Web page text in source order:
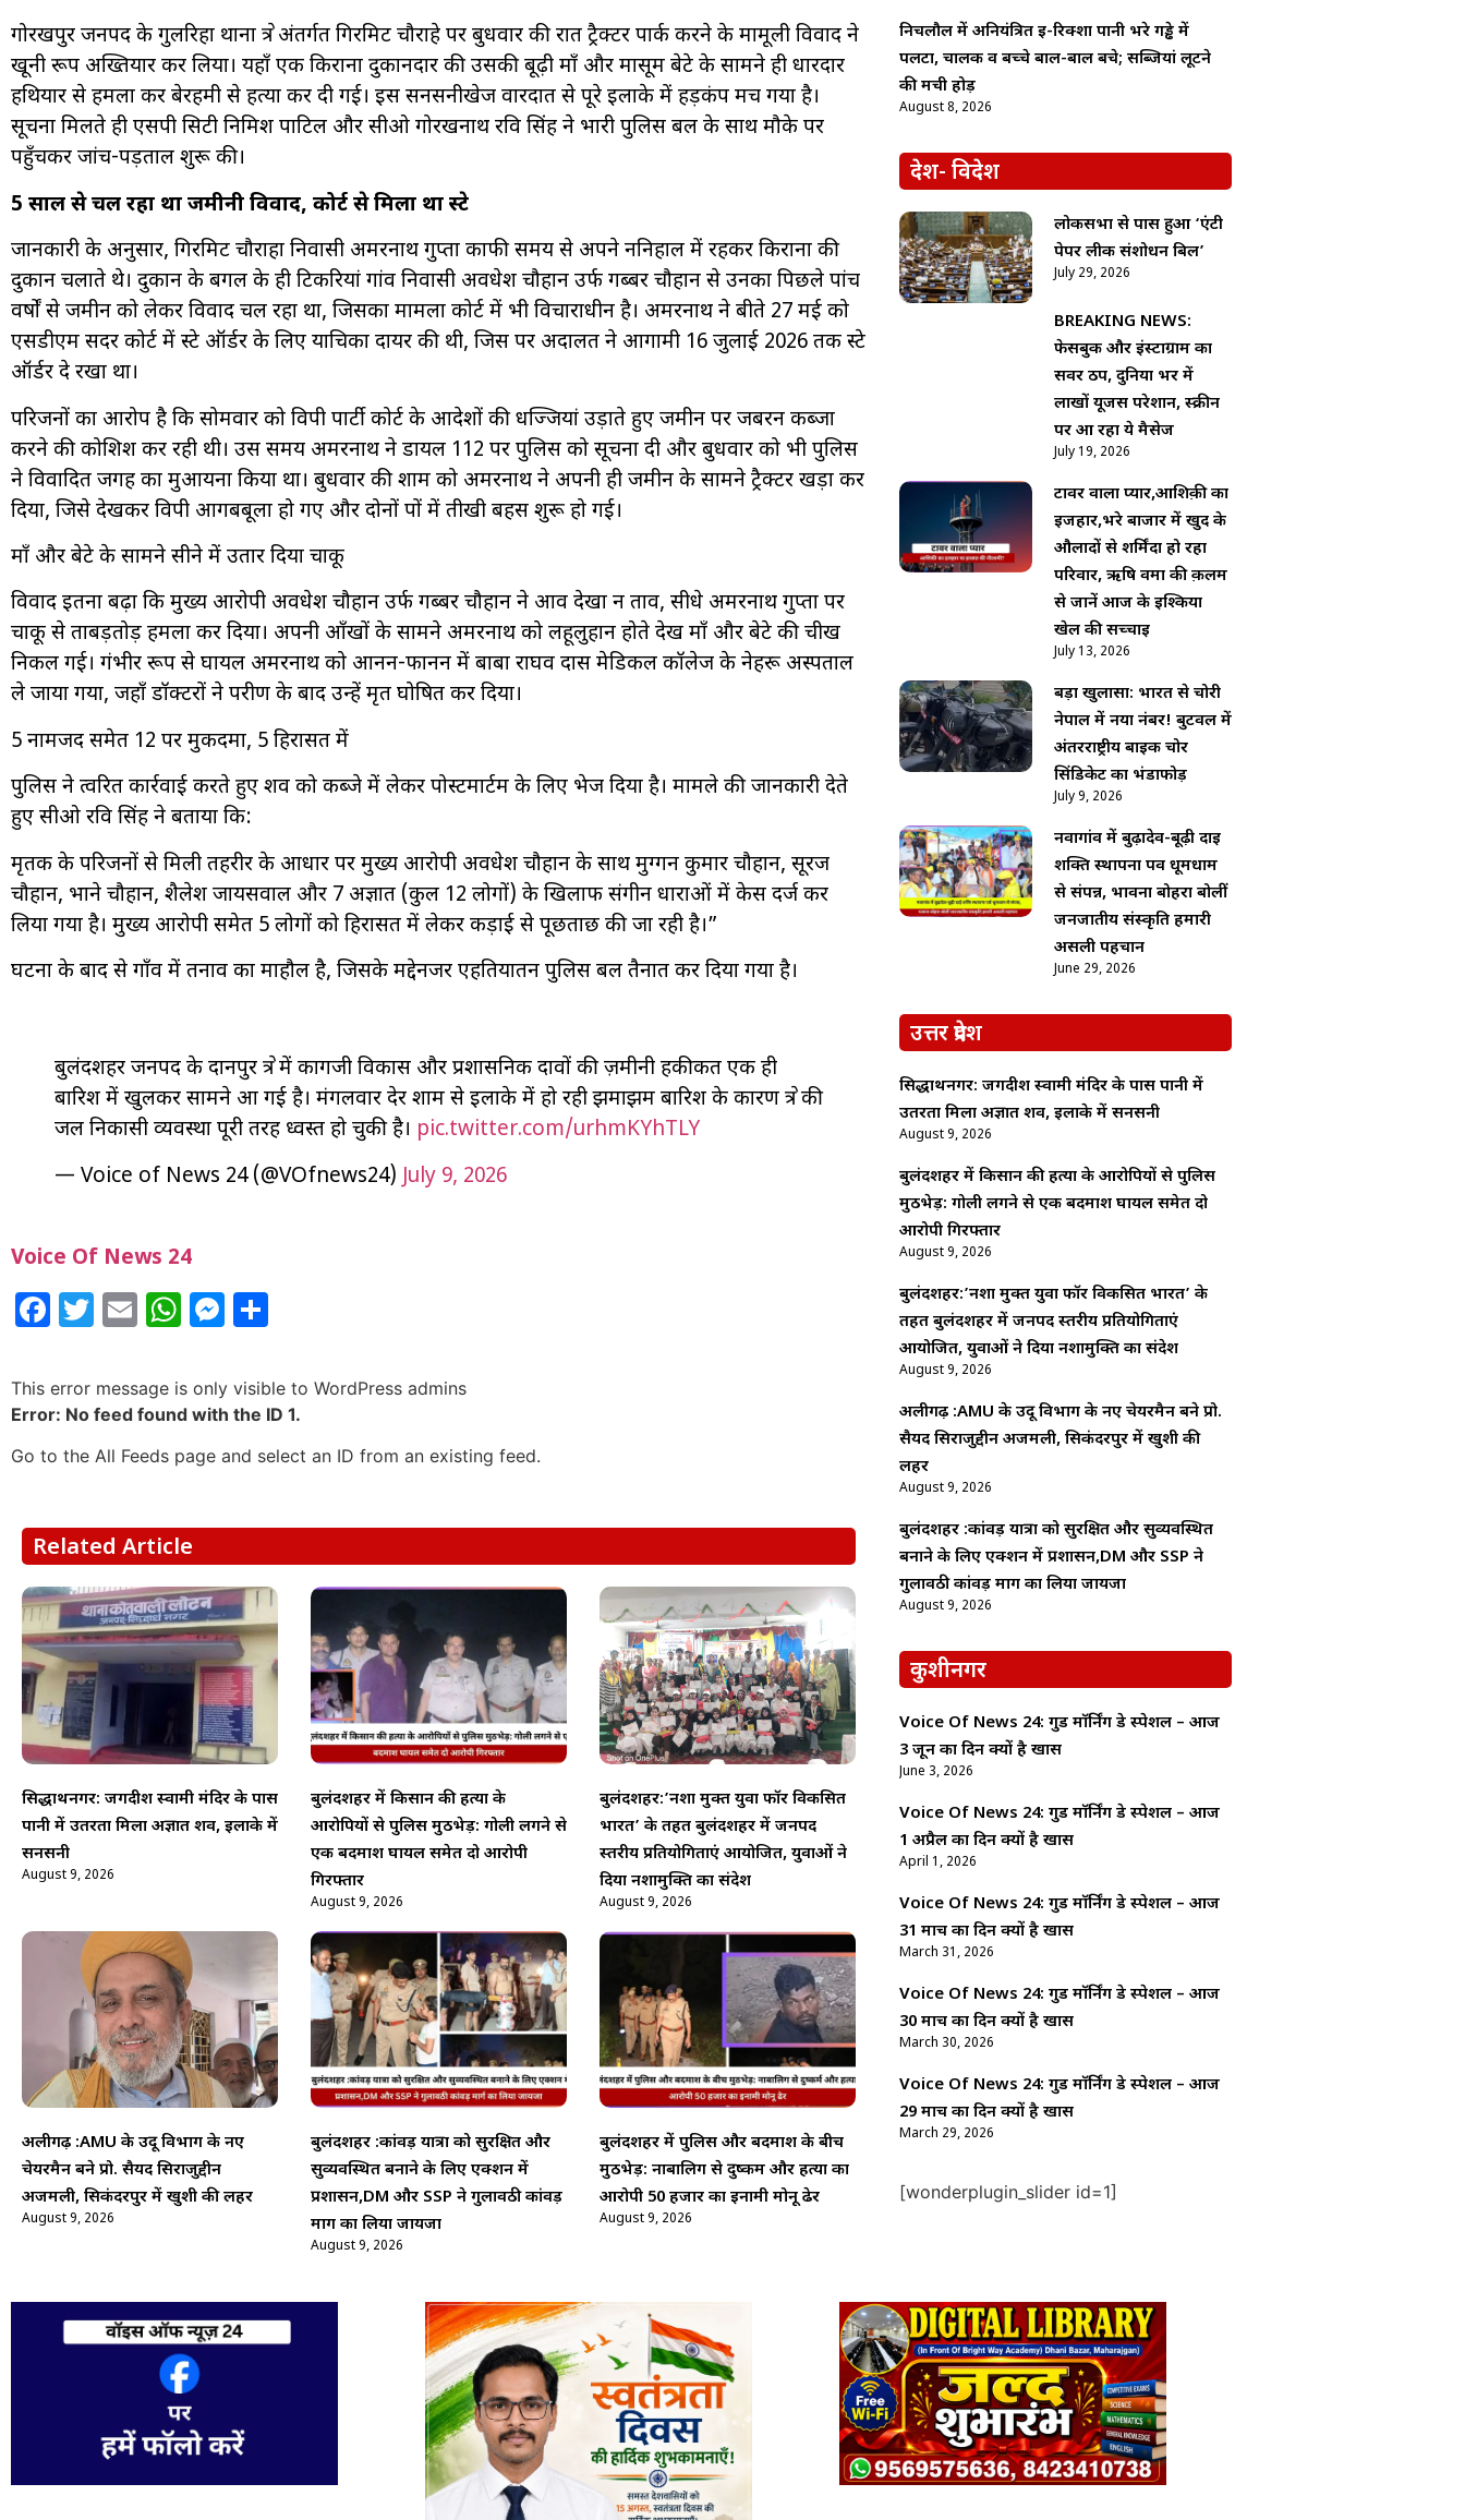
गोरखपुर जनपद के गुलरिहा थाना क्षेत्र अंतर्गत गिरमिट चौराहे पर बुधवार की रात ट्रैक्टर पार्क करने के मामूली विवाद ने
खूनी रूप अख्तियार कर लिया। यहाँ एक किराना दुकानदार की उसकी बूढ़ी माँ और मासूम बेटे के सामने ही धारदार
हथियार से हमला कर बेरहमी से हत्या कर दी गई। इस सनसनीखेज वारदात से पूरे इलाके में हड़कंप मच गया है।
सूचना मिलते ही एसपी सिटी निमिश पाटिल और सीओ गोरखनाथ रवि सिंह ने भारी पुलिस बल के साथ मौके पर
पहुँचकर जांच-पड़ताल शुरू की।
5 साल से चल रहा था जमीनी विवाद, कोर्ट से मिला था स्टे
जानकारी के अनुसार, गिरमिट चौराहा निवासी अमरनाथ गुप्ता काफी समय से अपने ननिहाल में रहकर किराना की
दुकान चलाते थे। दुकान के बगल के ही टिकरियां गांव निवासी अवधेश चौहान उर्फ गब्बर चौहान से उनका पिछले पांच
वर्षों से जमीन को लेकर विवाद चल रहा था, जिसका मामला कोर्ट में भी विचाराधीन है। अमरनाथ ने बीते 27 मई को
एसडीएम सदर कोर्ट में स्टे ऑर्डर के लिए याचिका दायर की थी, जिस पर अदालत ने आगामी 16 जुलाई 2026 तक स्टे
ऑर्डर दे रखा था।
परिजनों का आरोप है कि सोमवार को विपक्षी पार्टी कोर्ट के आदेशों की धज्जियां उड़ाते हुए जमीन पर जबरन कब्जा
करने की कोशिश कर रही थी। उस समय अमरनाथ ने डायल 112 पर पुलिस को सूचना दी और बुधवार को भी पुलिस
ने विवादित जगह का मुआयना किया था। बुधवार की शाम को अमरनाथ ने अपनी ही जमीन के सामने ट्रैक्टर खड़ा कर
दिया, जिसे देखकर विपक्षी आगबबूला हो गए और दोनों पक्षों में तीखी बहस शुरू हो गई।
माँ और बेटे के सामने सीने में उतार दिया चाकू
विवाद इतना बढ़ा कि मुख्य आरोपी अवधेश चौहान उर्फ गब्बर चौहान ने आव देखा न ताव, सीधे अमरनाथ गुप्ता पर
चाकू से ताबड़तोड़ हमला कर दिया। अपनी आँखों के सामने अमरनाथ को लहूलुहान होते देख माँ और बेटे की चीख
निकल गई। गंभीर रूप से घायल अमरनाथ को आनन-फानन में बाबा राघव दास मेडिकल कॉलेज के नेहरू अस्पताल
ले जाया गया, जहाँ डॉक्टरों ने परीक्षण के बाद उन्हें मृत घोषित कर दिया।
5 नामजद समेत 12 पर मुकदमा, 5 हिरासत में
पुलिस ने त्वरित कार्रवाई करते हुए शव को कब्जे में लेकर पोस्टमार्टम के लिए भेज दिया है। मामले की जानकारी देते
हुए सीओ रवि सिंह ने बताया कि:
मृतक के परिजनों से मिली तहरीर के आधार पर मुख्य आरोपी अवधेश चौहान के साथ मुग्गन कुमार चौहान, सूरज
चौहान, भाने चौहान, शैलेश जायसवाल और 7 अज्ञात (कुल 12 लोगों) के खिलाफ संगीन धाराओं में केस दर्ज कर
लिया गया है। मुख्य आरोपी समेत 5 लोगों को हिरासत में लेकर कड़ाई से पूछताछ की जा रही है।”
घटना के बाद से गाँव में तनाव का माहौल है, जिसके मद्देनजर एहतियातन पुलिस बल तैनात कर दिया गया है।
बुलंदशहर जनपद के दानपुर क्षेत्र में कागजी विकास और प्रशासनिक दावों की ज़मीनी हकीकत एक ही
बारिश में खुलकर सामने आ गई है। मंगलवार देर शाम से इलाके में हो रही झमाझम बारिश के कारण क्षेत्र की
जल निकासी व्यवस्था पूरी तरह ध्वस्त हो चुकी है। pic.twitter.com/urhmKYhTLY
— Voice of News 24 (@VOfnews24) July 9, 2026
Voice Of News 24
Facebook
Twitter
EmailWhatsApp
Messenger
This error message is only visible to WordPress admins
Error: No feed found with the ID 1.
Go to the All Feeds page and select an ID from an existing feed.
Related Article
सिद्धार्थनगर: जगदीश स्वामी मंदिर के पास
पानी में उतरता मिला अज्ञात शव, इलाके में
सनसनी
August 9, 2026
बुलंदशहर में किसान की हत्या के
आरोपियों से पुलिस मुठभेड़: गोली लगने से
एक बदमाश घायल समेत दो आरोपी
गिरफ्तार
August 9, 2026
बुलंदशहर:’नशा मुक्त युवा फॉर विकसित
भारत’ के तहत बुलंदशहर में जनपद
स्तरीय प्रतियोगिताएं आयोजित, युवाओं ने
दिया नशामुक्ति का संदेश
August 9, 2026
अलीगढ़ :AMU के उर्दू विभाग के नए
चेयरमैन बने प्रो. सैयद सिराजुद्दीन
अजमली, सिकंदरपुर में खुशी की लहर
August 9, 2026
बुलंदशहर :कांवड़ यात्रा को सुरक्षित और
सुव्यवस्थित बनाने के लिए एक्शन में
प्रशासन,DM और SSP ने गुलावठी कांवड़
मार्ग का लिया जायजा
August 9, 2026
बुलंदशहर में पुलिस और बदमाश के बीच
मुठभेड़: नाबालिग से दुष्कर्म और हत्या का
आरोपी 50 हजार का इनामी मोनू ढेर
August 9, 2026
निचलौल में अनियंत्रित ई-रिक्शा पानी भरे गड्ढे में
पलटा, चालक व बच्चे बाल-बाल बचे; सब्जियां लूटने
की मची होड़
August 8, 2026
देश- विदेश
लोकसभा से पास हुआ ‘एंटी
पेपर लीक संशोधन बिल’
July 29, 2026
BREAKING NEWS:
फेसबुक और इंस्टाग्राम का
सर्वर ठप, दुनिया भर में
लाखों यूजर्स परेशान, स्क्रीन
पर आ रहा ये मैसेज
July 19, 2026
टावर वाला प्यार,आशिक़ी का
इजहार,भरे बाजार में खुद के
औलादों से शर्मिंदा हो रहा
परिवार, ऋषि वर्मा की क़लम
से जानें आज के इश्किया
खेल की सच्चाई
July 13, 2026
बड़ा खुलासा: भारत से चोरी
नेपाल में नया नंबर! बुटवल में
अंतरराष्ट्रीय बाइक चोर
सिंडिकेट का भंडाफोड़
July 9, 2026
नवागांव में बुढ़ादेव-बूढ़ी दाई
शक्ति स्थापना पर्व धूमधाम
से संपन्न, भावना बोहरा बोलीं
जनजातीय संस्कृति हमारी
असली पहचान
June 29, 2026
उत्तर प्रदेश
सिद्धार्थनगर: जगदीश स्वामी मंदिर के पास पानी में
उतरता मिला अज्ञात शव, इलाके में सनसनी
August 9, 2026
बुलंदशहर में किसान की हत्या के आरोपियों से पुलिस
मुठभेड़: गोली लगने से एक बदमाश घायल समेत दो
आरोपी गिरफ्तार
August 9, 2026
बुलंदशहर:’नशा मुक्त युवा फॉर विकसित भारत’ के
तहत बुलंदशहर में जनपद स्तरीय प्रतियोगिताएं
आयोजित, युवाओं ने दिया नशामुक्ति का संदेश
August 9, 2026
अलीगढ़ :AMU के उर्दू विभाग के नए चेयरमैन बने प्रो.
सैयद सिराजुद्दीन अजमली, सिकंदरपुर में खुशी की
लहर
August 9, 2026
बुलंदशहर :कांवड़ यात्रा को सुरक्षित और सुव्यवस्थित
बनाने के लिए एक्शन में प्रशासन,DM और SSP ने
गुलावठी कांवड़ मार्ग का लिया जायजा
August 9, 2026
कुशीनगर
Voice Of News 24: गुड माॅर्निंग डे स्पेशल – आज
3 जून का दिन क्यों है खास
June 3, 2026
Voice Of News 24: गुड माॅर्निंग डे स्पेशल – आज
1 अप्रैल का दिन क्यों है खास
April 1, 2026
Voice Of News 24: गुड माॅर्निंग डे स्पेशल – आज
31 मार्च का दिन क्यों है खास
March 31, 2026
Voice Of News 24: गुड माॅर्निंग डे स्पेशल – आज
30 मार्च का दिन क्यों है खास
March 30, 2026
Voice Of News 24: गुड माॅर्निंग डे स्पेशल – आज
29 मार्च का दिन क्यों है खास
March 29, 2026
[wonderplugin_slider id=1]